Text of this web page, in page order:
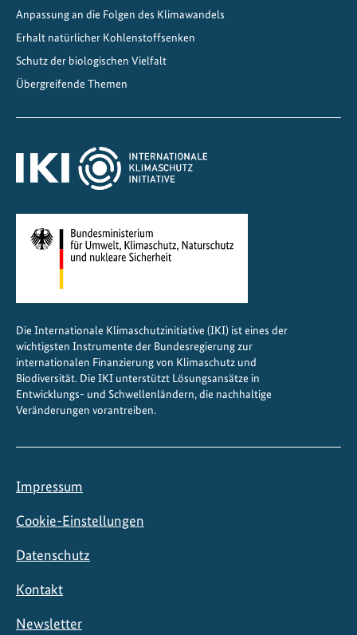
Anpassung an die Folgen des Klimawandels
Erhalt natürlicher Kohlenstoffsenken
Schutz der biologischen Vielfalt
Übergreifende Themen
Die Internationale Klimaschutzinitiative (IKI) ist eines der
wichtigsten Instrumente der Bundesregierung zur
internationalen Finanzierung von Klimaschutz und
Biodiversität. Die IKI unterstützt Lösungsansätze in
Entwicklungs- und Schwellenländern, die nachhaltige
Veränderungen vorantreiben.
Impressum
Cookie-Einstellungen
Datenschutz
Kontakt
Newsletter